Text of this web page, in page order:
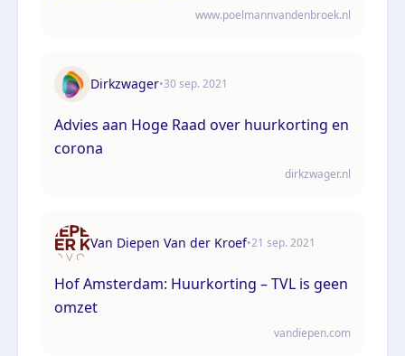
www.poelmannvandenbroek.nl
Dirkzwager•30 sep. 2021
Advies aan Hoge Raad over huurkorting en
corona
dirkzwager.nl
Van Diepen Van der Kroef•21 sep. 2021
Hof Amsterdam: Huurkorting – TVL is geen
omzet
vandiepen.com